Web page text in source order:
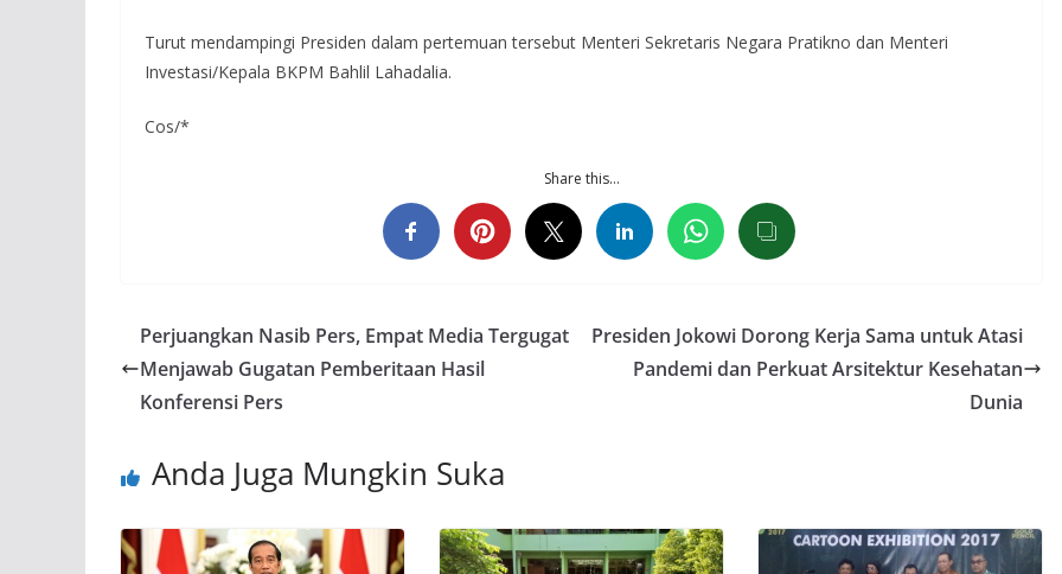
Turut mendampingi Presiden dalam pertemuan tersebut Menteri Sekretaris Negara Pratikno dan Menteri
Investasi/Kepala BKPM Bahlil Lahadalia.
Cos/*
Share this…
Perjuangkan Nasib Pers, Empat Media Tergugat
Menjawab Gugatan Pemberitaan Hasil
Konferensi Pers
Presiden Jokowi Dorong Kerja Sama untuk Atasi
Pandemi dan Perkuat Arsitektur Kesehatan
Dunia
Anda Juga Mungkin Suka